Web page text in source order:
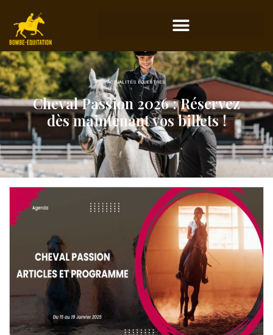
ACTUALITÉS ÉQUESTRES
Cheval Passion 2026 : Réservez
dès maintenant vos billets !